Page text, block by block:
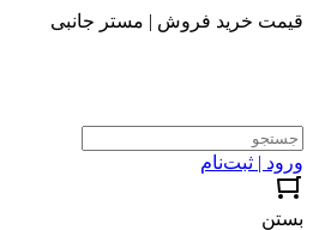
قیمت خرید فروش | مستر جانبی
ورود | ثبت‌نام
بستن